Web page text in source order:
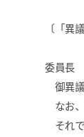
〔「異
委員長
御異
なお
それで